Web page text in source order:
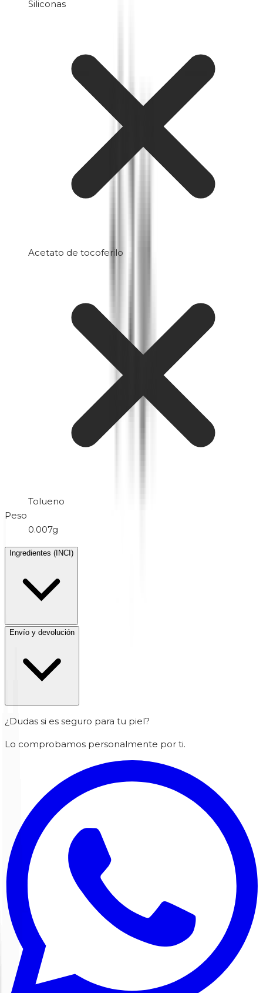
Siliconas
Acetato de tocoferilo
Tolueno
Peso
0.007g
Ingredientes (INCI)
Envío y devolución
¿Dudas si es seguro para tu piel?
Lo comprobamos personalmente por ti.